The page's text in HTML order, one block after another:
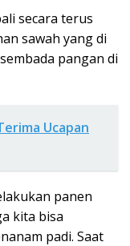
secara terus
sawah yang di
pangan di
Ucapan
panen
kita bisa
padi. Saat